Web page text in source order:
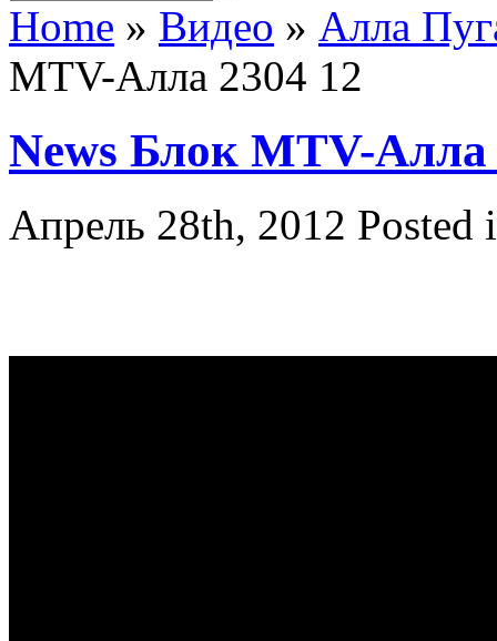
Home » Видео » Алла
MTV-Алла 2304 12
News Блок MTV-Алла
Апрель 28th, 2012 Posted